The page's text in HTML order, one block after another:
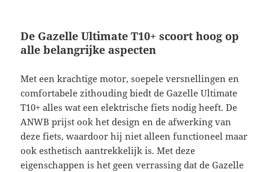
De Gazelle Ultimate T10+ scoort hoog op
alle belangrijke aspecten
Met een krachtige motor, soepele versnellingen en
comfortabele zithouding biedt de Gazelle Ultimate
T10+ alles wat een elektrische fiets nodig heeft. De
ANWB prijst ook het design en de afwerking van
deze fiets, waardoor hij niet alleen functioneel maar
ook esthetisch aantrekkelijk is. Met deze
eigenschappen is het geen verrassing dat de Gazelle